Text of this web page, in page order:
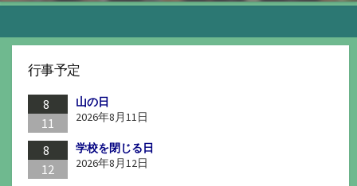
行事予定
8
11
山の日
2026年8月11日
8
12
学校を閉じる日
2026年8月12日